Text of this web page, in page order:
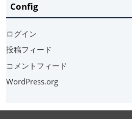
Config
ログイン
投稿フィード
コメントフィード
WordPress.org